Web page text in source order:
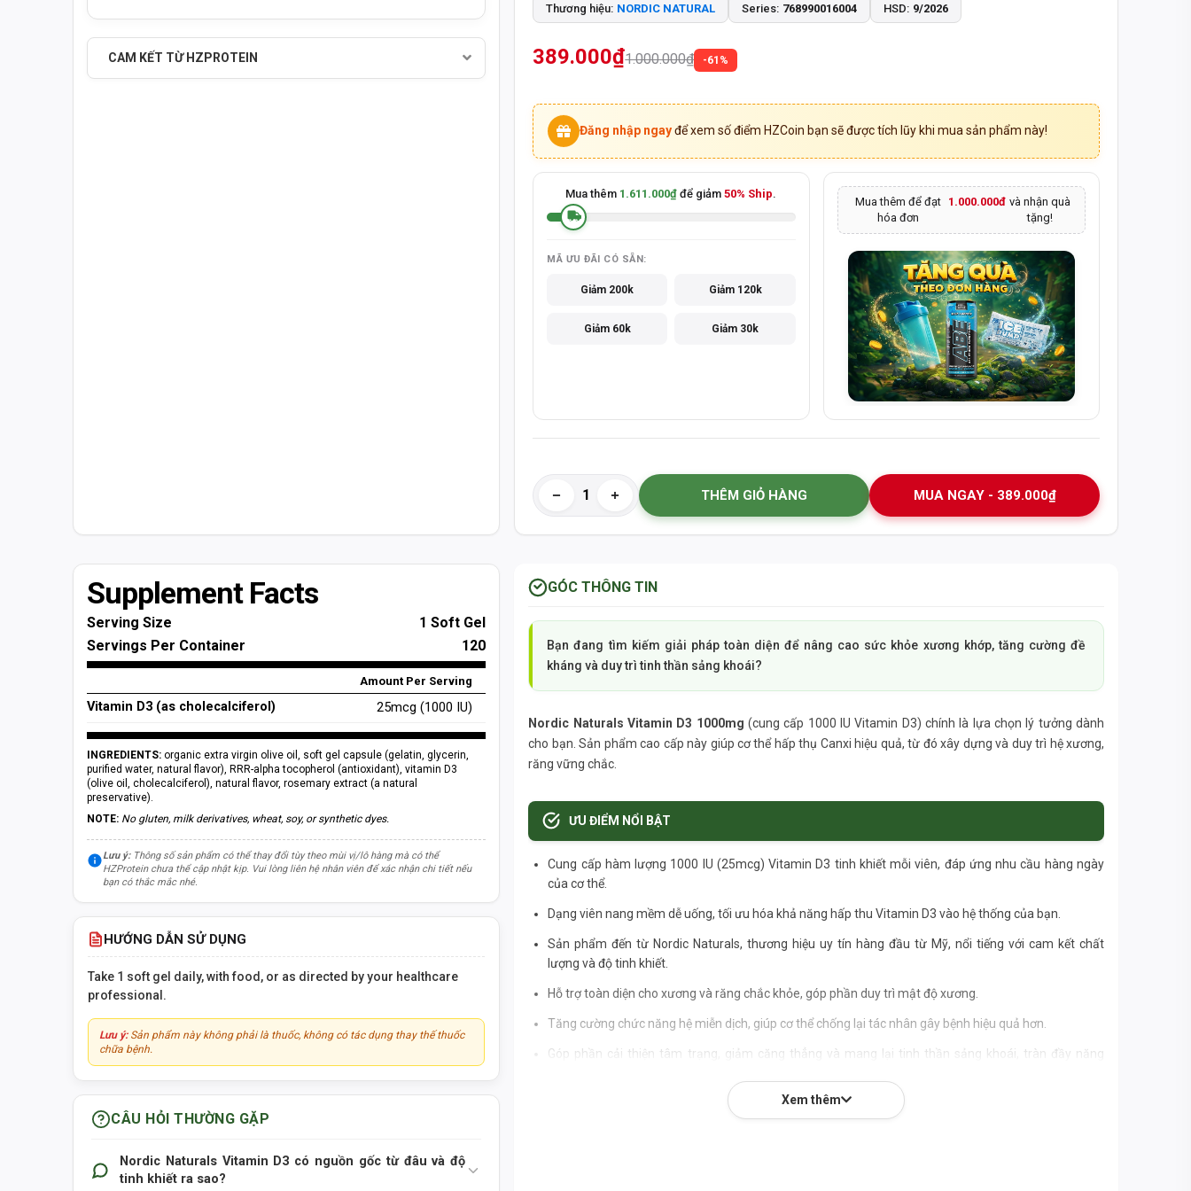
CAM KẾT TỪ HZPROTEIN
8:30 - 20:30CHỦ NHẬT:
SẢN PHẨM CHÍNH HÃNG - THANH TOÁN KHI NHẬN HÀNG
Thương hiệu: NORDIC NATURAL Series: 768990016004 HSD: 9/2026
389.000₫1.000.000₫ -61%
Đăng nhập ngay để xem số điểm HZCoin bạn sẽ được tích lũy khi mua sản phẩm này!
Mua thêm 1.611.000₫ để giảm50% Ship.
MÃ ƯU ĐÃI CÓ SẴN:
Giảm 200k Giảm 120k
Giảm 60k Giảm 30k
Mua thêm để đạt
hóa đơn
1.000.000đ và nhận quà
tặng!
THÊM GIỎ HÀNG MUA NGAY - 389.000₫
Supplement Facts
Serving Size
1 Soft Gel
Servings Per Container
120
Amount Per Serving
Vitamin D3 (as cholecalciferol) 25mcg (1000 IU)
INGREDIENTS: organic extra virgin olive oil, soft gel capsule (gelatin, glycerin,
purified water, natural flavor), RRR-alpha tocopherol (antioxidant), vitamin D3
(olive oil, cholecalciferol), natural flavor, rosemary extract (a natural
preservative).
NOTE: No gluten, milk derivatives, wheat, soy, or synthetic dyes.
Lưu ý:Thông số sản phẩm có thể thay đổi tùy theo mùi vị/lô hàng mà có thể
HZProtein chưa thể cập nhật kịp. Vui lòng liên hệ nhân viên để xác nhận chi tiết nếu
bạn có thắc mắc nhé.
HƯỚNG DẪN SỬ DỤNG
Take 1 soft gel daily, with food, or as directed by your healthcare
professional.
Lưu ý: Sản phẩm này không phải là thuốc, không có tác dụng thay thế thuốc
chữa bệnh.
CÂU HỎI THƯỜNG GẶP
Nordic Naturals Vitamin D3 có nguồn gốc từ đâu và độ
tinh khiết ra sao?
GÓC THÔNG TIN
Bạn đang tìm kiếm giải pháp toàn diện để nâng cao sức khỏe xương khớp, tăng cường đề
kháng và duy trì tinh thần sảng khoái?
Nordic Naturals Vitamin D3 1000mg (cung cấp 1000 IU Vitamin D3) chính là lựa chọn lý tưởng dành
cho bạn. Sản phẩm cao cấp này giúp cơ thể hấp thụ Canxi hiệu quả, từ đó xây dựng và duy trì hệ xương,
răng vững chắc.
ƯU ĐIỂM NỔI BẬT
Cung cấp hàm lượng 1000 IU (25mcg) Vitamin D3 tinh khiết mỗi viên, đáp ứng nhu cầu hàng ngày
của cơ thể.
Dạng viên nang mềm dễ uống, tối ưu hóa khả năng hấp thu Vitamin D3 vào hệ thống của bạn.
Sản phẩm đến từ Nordic Naturals, thương hiệu uy tín hàng đầu từ Mỹ, nổi tiếng với cam kết chất
lượng và độ tinh khiết.
Hỗ trợ toàn diện cho xương và răng chắc khỏe, góp phần duy trì mật độ xương.
Tăng cường chức năng hệ miễn dịch, giúp cơ thể chống lại tác nhân gây bệnh hiệu quả hơn.
Góp phần cải thiện tâm trạng, giảm căng thẳng và mang lại tinh thần sảng khoái, tràn đầy năng
Không chứa gluten, sữa, màu hay hương liệu nhân tạo, đảm bảo an toàn tối đa cho người sử dụng.
Xem thêm